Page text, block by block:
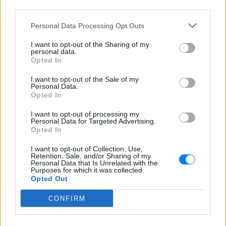
Personal Data Processing Opt Outs
I want to opt-out of the Sharing of my
personal data.
Opted In
I want to opt-out of the Sale of my
Personal Data.
Opted In
I want to opt-out of processing my
Personal Data for Targeted Advertising.
Opted In
I want to opt-out of Collection, Use,
Retention, Sale, and/or Sharing of my
Personal Data that Is Unrelated with the
Purposes for which it was collected.
Opted Out
CONFIRM
ΔΕΙΤΕ ΕΠΙΣΗΣ
ΣΤΗΝ ΙΔΙΑ ΚΑΤΗΓΟΡΙΑ
Στον εισαγγελέα σήμερα η
Marfin ‑ η νύχτα της στα
κρατητήρια της ΓΑΔΑ
Εκδόθηκε από τη Βρετανία και
μεταφέρθηκε στην Αθήνα με συνοδεία
Τραγωδία στα Μάλια με νεκρή
μητέρα: Βούτηξε να σώσει τη
φίλη της και πνίγηκε ‑ τα
ΠΡΙΝ 7 ΏΡΕΣ